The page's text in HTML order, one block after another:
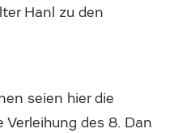
Hanl zu den
seien hier die
des 8. Dan